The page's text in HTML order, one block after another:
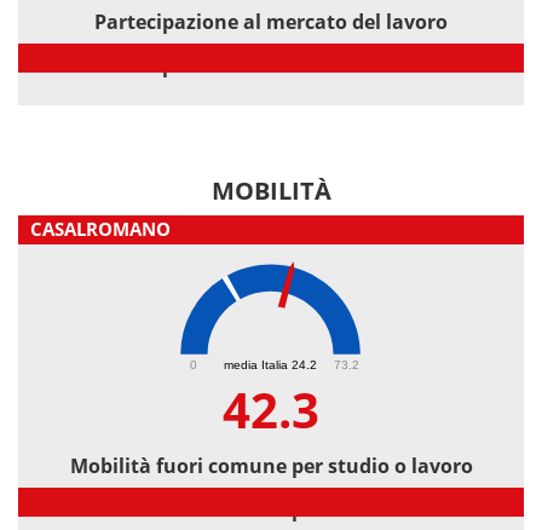
Partecipazione al mercato del lavoro
MOBILITÀ
CASALROMANO
media Italia 24.2
0 73.2
42.3
Mobilità fuori comune per studio o lavoro